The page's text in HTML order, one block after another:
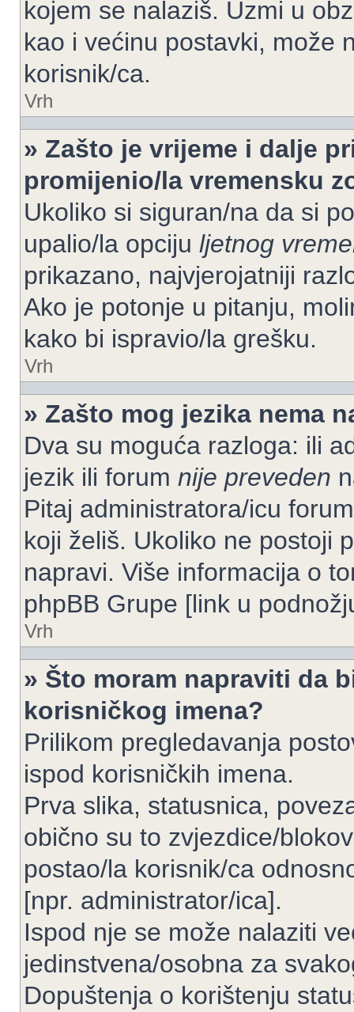
kojem se nalaziš. Uzmi u
kao i većinu postavki, može
korisnik/ca.
Vrh
» Zašto je vrijeme i dalje
promijenio/la vremensku
Ukoliko si siguran/na da si
upalio/la opciju ljetnog
prikazano, najvjerojatniji
Ako je potonje u pitanju,
kako bi ispravio/la grešku.
Vrh
» Zašto mog jezika nema
Dva su moguća razloga: ili
jezik ili forum nije preveden
Pitaj administratora/icu
koji želiš. Ukoliko ne postoji
napravi. Više informacija o
phpBB Grupe [link u
Vrh
» Što moram napraviti da
korisničkog imena?
Prilikom pregledavanja
ispod korisničkih imena.
Prva slika, statusnica,
obično su to zvjezdice/
postao/la korisnik/ca
[npr. administrator/ica].
Ispod nje se može nalaziti
jedinstvena/osobna za
Dopuštenja o korištenju